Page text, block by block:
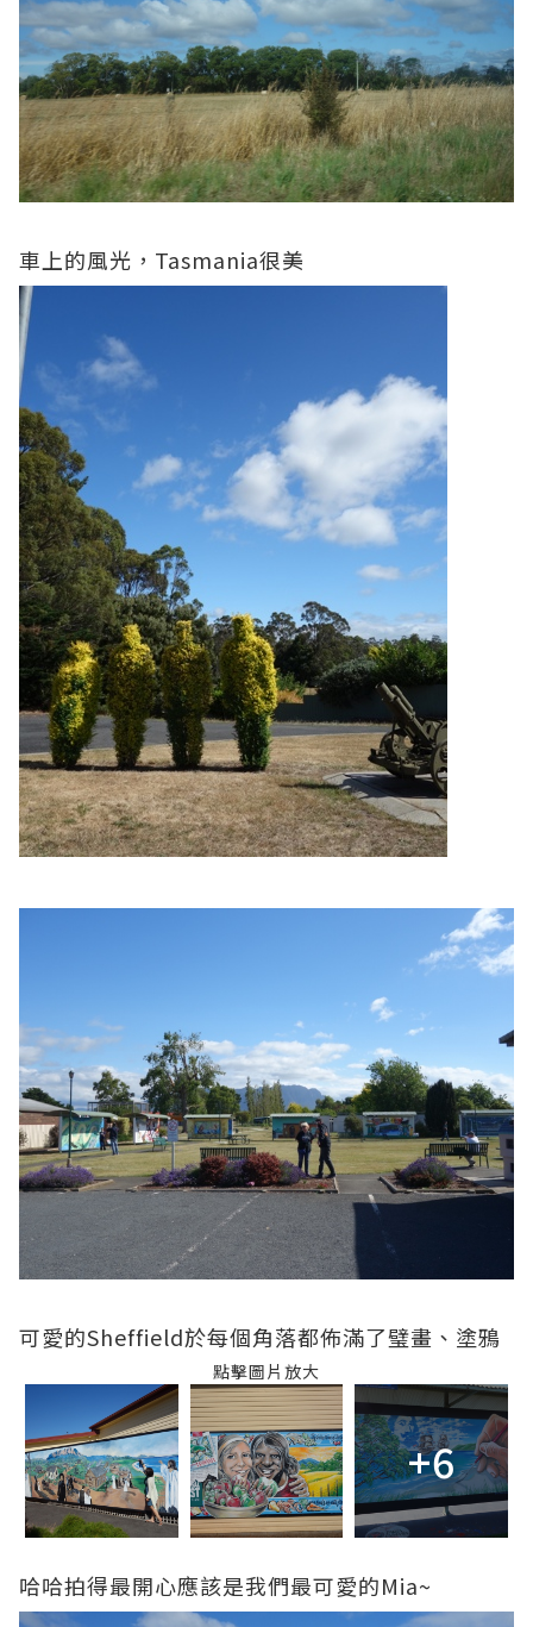
車上的風光，Tasmania很美
可愛的Sheffield於每個角落都佈滿了璧畫、塗鴉
點擊圖片放大
+6
哈哈拍得最開心應該是我們最可愛的Mia~